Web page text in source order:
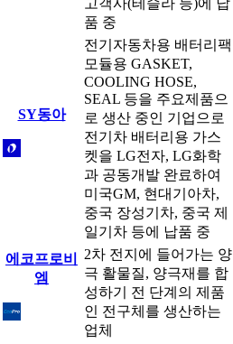
고객사(테슬라 등)에 납
품 중
SY동아
전기자동차용 배터리팩
모듈용 GASKET,
COOLING HOSE,
SEAL 등을 주요제품으
로 생산 중인 기업으로
전기차 배터리용 가스
켓을 LG전자, LG화학
과 공동개발 완료하여
미국GM, 현대기아차,
중국 장성기차, 중국 제
일기차 등에 납품 중
에코프로비
엠
2차 전지에 들어가는 양
극 활물질, 양극재를 합
성하기 전 단계의 제품
인 전구체를 생산하는
업체